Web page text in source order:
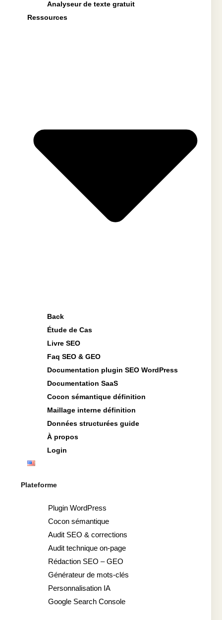
Analyseur de texte gratuit
Ressources
Back
Étude de Cas
Livre SEO
Faq SEO & GEO
Documentation plugin SEO WordPress
Documentation SaaS
Cocon sémantique définition
Maillage interne définition
Données structurées guide
À propos
Login
Plateforme
Plugin WordPress
Cocon sémantique
Audit SEO & corrections
Audit technique on-page
Rédaction SEO – GEO
Générateur de mots-clés
Personnalisation IA
Google Search Console